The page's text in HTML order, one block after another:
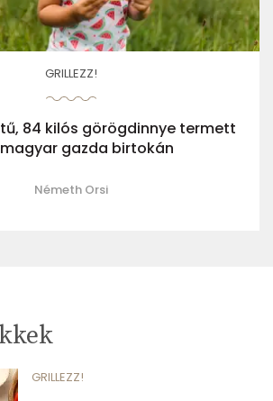
GRILLEZZ!
84 kilós görögdinnye termett
gazda birtokán
Németh Orsi
GRILLEZZ!